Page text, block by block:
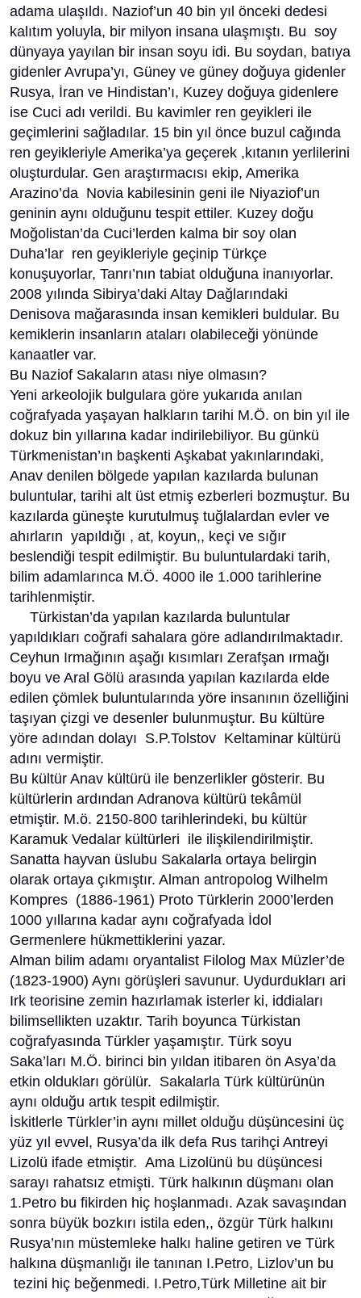
adama ulaşıldı. Naziof’un 40 bin yıl önceki dedesi
kalıtım yoluyla, bir milyon insana ulaşmıştı. Bu soy
dünyaya yayılan bir insan soyu idi. Bu soydan, batıya
gidenler Avrupa’yı, Güney ve güney doğuya gidenler
Rusya, İran ve Hindistan’ı, Kuzey doğuya gidenlere
ise Cuci adı verildi. Bu kavimler ren geyikleri ile
geçimlerini sağladılar. 15 bin yıl önce buzul cağında
ren geyikleriyle Amerika’ya geçerek ,kıtanın yerlilerini
oluşturdular. Gen araştırmacısı ekip, Amerika
Arazino’da Novia kabilesinin geni ile Niyaziof’un
geninin aynı olduğunu tespit ettiler. Kuzey doğu
Moğolistan’da Cuci’lerden kalma bir soy olan
Duha’lar ren geyikleriyle geçinip Türkçe
konuşuyorlar, Tanrı’nın tabiat olduğuna inanıyorlar.
2008 yılında Sibirya’daki Altay Dağlarındaki
Denisova mağarasında insan kemikleri buldular. Bu
kemiklerin insanların ataları olabileceği yönünde
kanaatler var.
Bu Naziof Sakaların atası niye olmasın?
Yeni arkeolojik bulgulara göre yukarıda anılan
coğrafyada yaşayan halkların tarihi M.Ö. on bin yıl ile
dokuz bin yıllarına kadar indirilebiliyor. Bu günkü
Türkmenistan’ın başkenti Aşkabat yakınlarındaki,
Anav denilen bölgede yapılan kazılarda bulunan
buluntular, tarihi alt üst etmiş ezberleri bozmuştur. Bu
kazılarda güneşte kurutulmuş tuğlalardan evler ve
ahırların yapıldığı , at, koyun,, keçi ve sığır
beslendiği tespit edilmiştir. Bu buluntulardaki tarih,
bilim adamlarınca M.Ö. 4000 ile 1.000 tarihlerine
tarihlenmiştir.
Türkistan’da yapılan kazılarda buluntular
yapıldıkları coğrafi sahalara göre adlandırılmaktadır.
Ceyhun Irmağının aşağı kısımları Zerafşan ırmağı
boyu ve Aral Gölü arasında yapılan kazılarda elde
edilen çömlek buluntularında yöre insanının özelliğini
taşıyan çizgi ve desenler bulunmuştur. Bu kültüre
yöre adından dolayı S.P.Tolstov Keltaminar kültürü
adını vermiştir.
Bu kültür Anav kültürü ile benzerlikler gösterir. Bu
kültürlerin ardından Adranova kültürü tekâmül
etmiştir. M.ö. 2150-800 tarihlerindeki, bu kültür
Karamuk Vedalar kültürleri ile ilişkilendirilmiştir.
Sanatta hayvan üslubu Sakalarla ortaya belirgin
olarak ortaya çıkmıştır. Alman antropolog Wilhelm
Kompres (1886-1961) Proto Türklerin 2000’lerden
1000 yıllarına kadar aynı coğrafyada İdol
Germenlere hükmettiklerini yazar.
Alman bilim adamı oryantalist Filolog Max Müzler’de
(1823-1900) Aynı görüşleri savunur. Uydurdukları ari
Irk teorisine zemin hazırlamak isterler ki, iddiaları
bilimsellikten uzaktır. Tarih boyunca Türkistan
coğrafyasında Türkler yaşamıştır. Türk soyu
Saka’ları M.Ö. birinci bin yıldan itibaren ön Asya’da
etkin oldukları görülür. Sakalarla Türk kültürünün
aynı olduğu artık tespit edilmiştir.
İskitlerle Türkler’in aynı millet olduğu düşüncesini üç
yüz yıl evvel, Rusya’da ilk defa Rus tarihçi Antreyi
Lizolü ifade etmiştir. Ama Lizolünü bu düşüncesi
sarayı rahatsız etmişti. Türk halkının düşmanı olan
1.Petro bu fikirden hiç hoşlanmadı. Azak savaşından
sonra büyük bozkırı istila eden,, özgür Türk halkını
Rusya’nın müstemleke halkı haline getiren ve Türk
halkına düşmanlığı ile tanınan I.Petro, Lizlov’un bu
tezini hiç beğenmedi. I.Petro,Türk Milletine ait bir